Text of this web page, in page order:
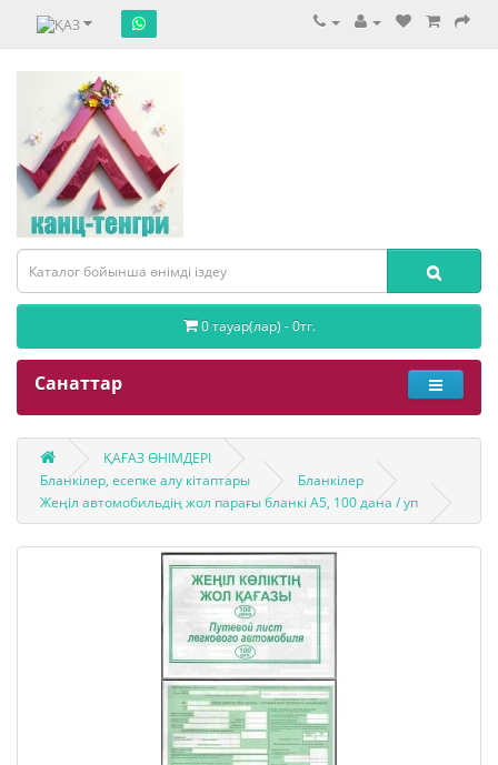
0 тауар(лар) - 0тг.
Санаттар
ҚАҒАЗ ӨНІМДЕРІ
Бланкілер, есепке алу кітаптары
Бланкілер
Жеңіл автомобильдің жол парағы бланкі А5, 100 дана / уп